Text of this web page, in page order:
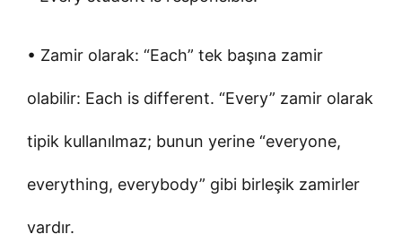
• Zamir olarak: “Each” tek başına zamir
olabilir: Each is different. “Every” zamir olarak
tipik kullanılmaz; bunun yerine “everyone,
everything, everybody” gibi birleşik zamirler
vardır.